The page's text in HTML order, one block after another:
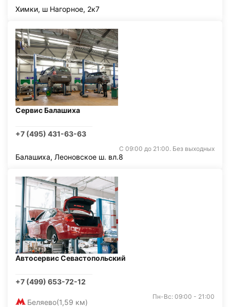
Химки, ш Нагорное, 2к7
Сервис Балашиха
+7 (495) 431-63-63
С 09:00 до 21:00. Без выходных
Балашиха, Леоновское ш. вл.8
Автосервис Севастопольский
+7 (499) 653-72-12
Беляево(1,59 км)
Пн-Вс: 09:00 - 21:00